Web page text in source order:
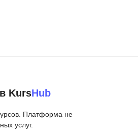
KursHub
Платформа не
услуг.